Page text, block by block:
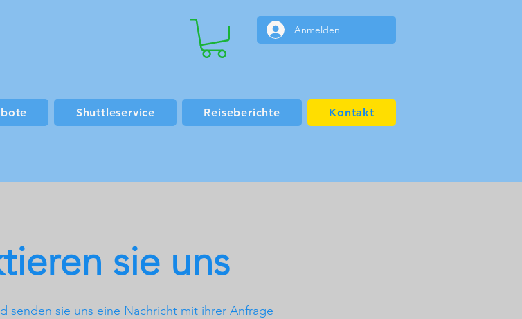
Anmelden
Shuttleservice Reiseberichte Kontakt
sie uns
senden sie uns eine Nachricht mit ihrer Anfrage